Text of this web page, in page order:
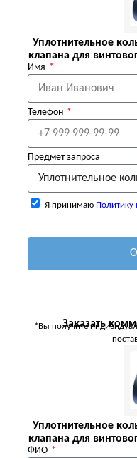
Уплотнительное
клапана для
Имя
Телефон
Предмет запроса
Я принимаю Политику
Заказать
*Вы получите
Уплотнительное
клапана для
ФИО